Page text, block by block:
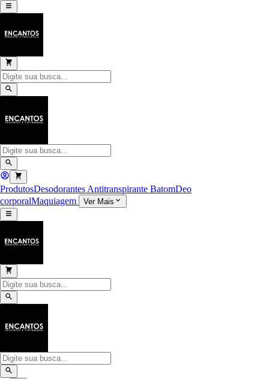
ProdutosDesodorantes Antitranspirante BatomDeo
corporalMaquiagem Ver Mais